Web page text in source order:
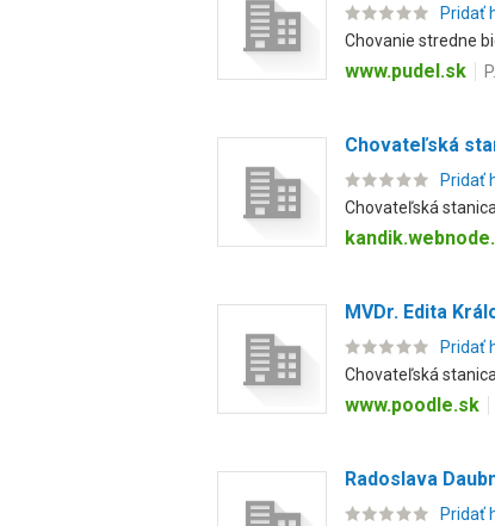
Pridať
Chovanie stredne
www.pudel.sk
Chovateľská
Pridať
Chovateľská
MVDr. Edita
Pridať
Chovateľská
www.poodle.sk
Radoslava
Pridať